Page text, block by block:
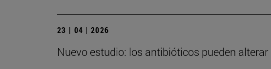
23 | 04 | 2026
Nuevo estudio: los antibióticos pueden